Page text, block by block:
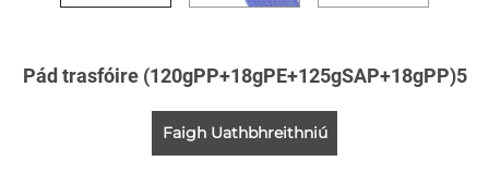
Pád trasfóire (120gPP+18gPE+125gSAP+18gPP)5
Faigh Uathbhreithniú